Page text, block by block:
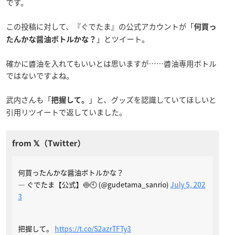
です。
この投稿に対して、『ぐでたま』の公式アカウントが「何買っ
たんかな醤油ボトルかな？ 」とツイート。
確かに醬油を入れてもいいとは思いますが……醬油専用ボトル
ではないですよね。
武内さんも「把握して。
」と、グッズを認識していてほしいと
引用リツイートで返していました。
何買ったんかな醤油ボトルかな？
— ぐでたま【公式】🍥🕙 (@gudetama_sanrio) July 5, 202
3
把握して。 https://t.co/S2azrTFTy3